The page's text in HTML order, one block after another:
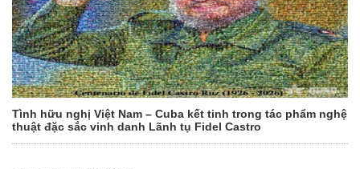
Tình hữu nghị Việt Nam – Cuba kết tinh trong tác phẩm nghệ
thuật đặc sắc vinh danh Lãnh tụ Fidel Castro